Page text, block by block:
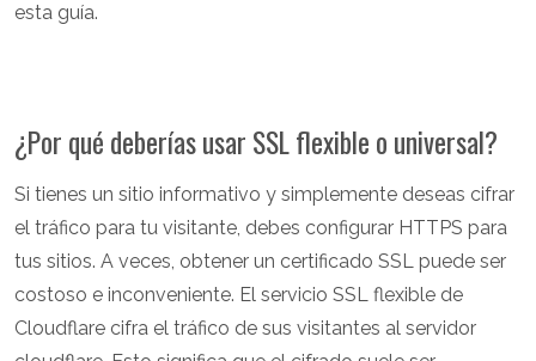
esta guía.
¿Por qué deberías usar SSL flexible o universal?
Si tienes un sitio informativo y simplemente deseas cifrar
el tráfico para tu visitante, debes configurar HTTPS para
tus sitios. A veces, obtener un certificado SSL puede ser
costoso e inconveniente. El servicio SSL flexible de
Cloudflare cifra el tráfico de sus visitantes al servidor